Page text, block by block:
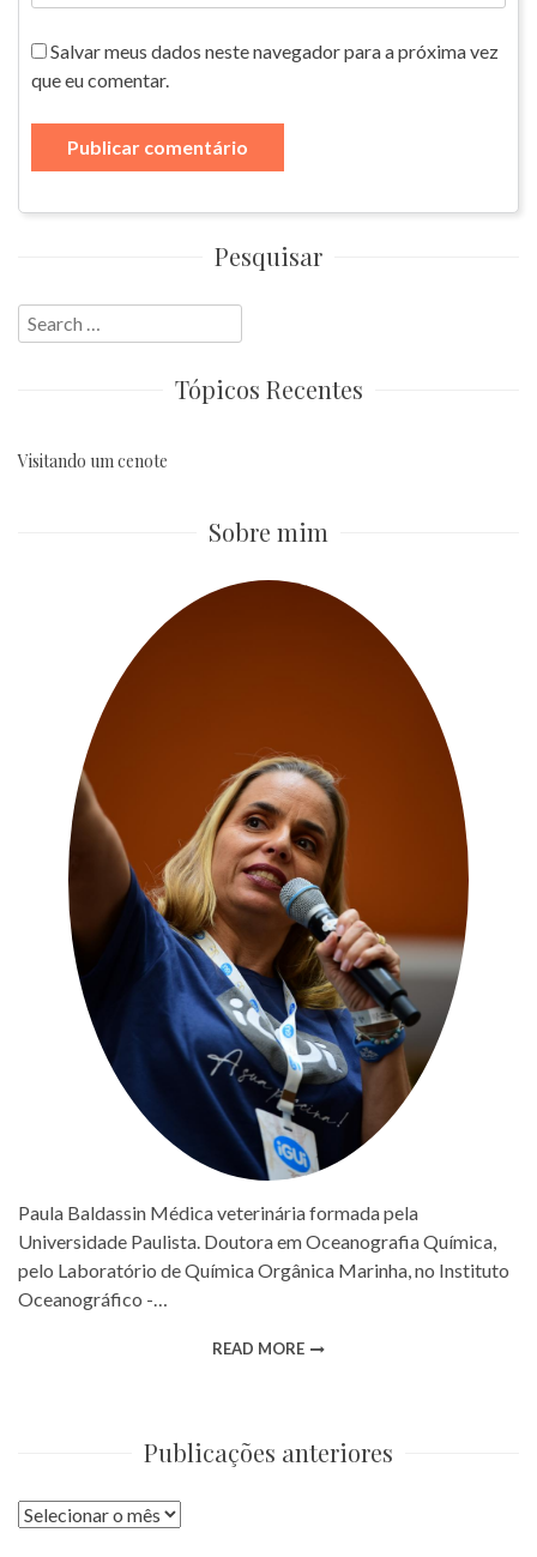
Salvar meus dados neste navegador para a próxima vez
que eu comentar.
Pesquisar
Search
for:
Tópicos Recentes
Visitando um cenote
Sobre mim
Paula Baldassin Médica veterinária formada pela
Universidade Paulista. Doutora em Oceanografia Química,
pelo Laboratório de Química Orgânica Marinha, no Instituto
Oceanográfico -…
READ MORE
Publicações anteriores
Publicações